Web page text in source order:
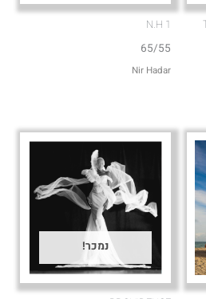
N.H 1
65/55
Nir Hadar
נמכר!